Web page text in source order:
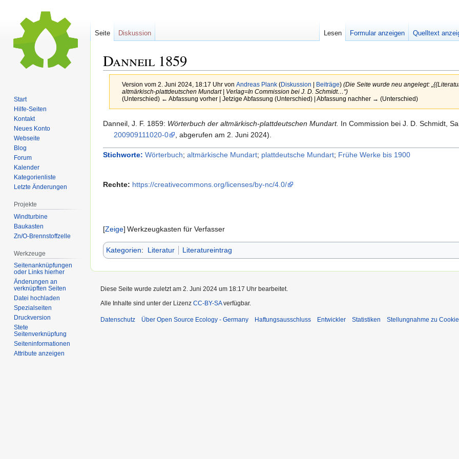
Danneil 1859
Version vom 2. Juni 2024, 18:17 Uhr von Andreas Plank (Diskussion Beiträge) (Die Seite wurde neu angelegt:
altmärkisch-plattdeutschen Mundart | Verlag=In Commission bei J. D. Schmidt…“)
(Unterschied) ← Abfassung vorher | Jetzige Abfassung (Unterschied) | Abfassung nachher → (Unterschied)
Zur
Navigation
Zur
Suche
Danneil, J. F. 1859: Wörterbuch der altmärkisch-plattdeutschen Mundart. In Commission bei J. D. Schmidt,
200909111020-0
, abgerufen am 2. Juni 2024).
Stichworte: Wörterbuch; altmärkische Mundart; plattdeutsche Mundart; Frühe Werke bis 1900
Rechte: https://creativecommons.org/licenses/by-nc/4.0/
Zeige Werkzeugkasten für Verfasser
Kategorien: Literatur Literatureintrag
Seite Diskussion Lesen Formular anzeigen Quelltext
Start
Hilfe-Seiten
Kontakt
Neues Konto
Webseite
Blog
Forum
Kalender
Kategorienliste
Letzte Änderungen
Projekte
Windturbine
Baukasten
Zn/O-Brennstoffzelle
Werkzeuge
Seitenanknüpfungen
oder Links hierher
Änderungen an
verknüpften Seiten
Datei hochladen
Spezialseiten
Druckversion
Stete
Seitenverknüpfung
Seiten­informationen
Attribute anzeigen
Diese Seite wurde zuletzt am 2. Juni 2024 um 18:17 Uhr bearbeitet.
Alle Inhalte sind unter der Lizenz CC-BY-SAverfügbar.
Datenschutz Über Open Source Ecology - Germany Haftungsausschluss Entwickler Statistiken Stellungnahme zu